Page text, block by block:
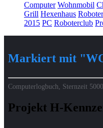
Computer Wohnmobil
Grill Hexenhaus Roboter
2015 PC Roboterclub
Markiert mit
Computerlogbuch, Sternzeit
Projekt H-